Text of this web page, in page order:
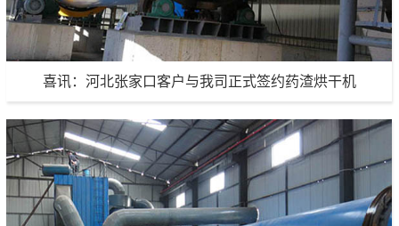
喜讯：河北张家口客户与我司正式签约药渣烘干机
喜讯：河北张家口客户与我司正式签约药渣烘干机
生产能力：定制生产 项目地点：河北张家口